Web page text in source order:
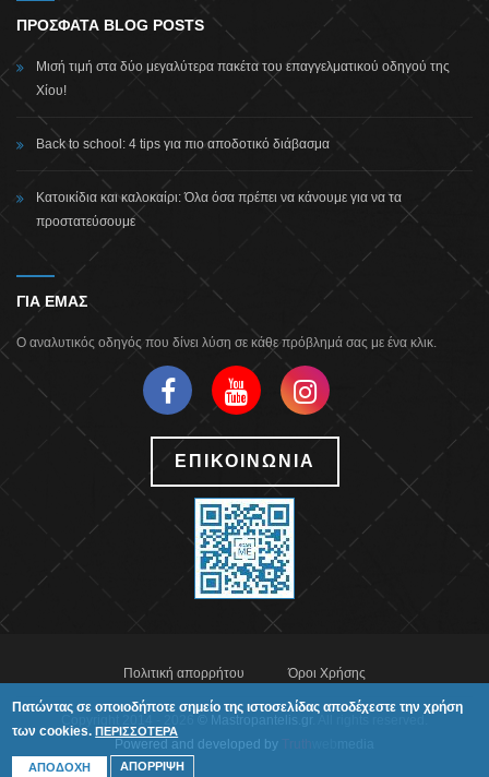
ΠΡΟΣΦΑΤΑ BLOG POSTS
Μισή τιμή στα δύο μεγαλύτερα πακέτα του επαγγελματικού οδηγού της
Χίου!
Back to school: 4 tips για πιο αποδοτικό διάβασμα
Κατοικίδια και καλοκαίρι: Όλα όσα πρέπει να κάνουμε για να τα
προστατεύσουμε
ΓΙΑ ΕΜΑΣ
Ο αναλυτικός οδηγός που δίνει λύση σε κάθε πρόβλημά σας με ένα κλικ.
ΕΠΙΚΟΙΝΩΝΙΑ
Πολιτική απορρήτου Όροι Χρήσης
© Mastropantelis.gr
Powered and developed by Truth
Πατώντας σε οποιοδήποτε σημείο της ιστοσελίδας αποδέχεστε την χρήση
των cookies. ΠΕΡΙΣΣΟΤΕΡΑ
ΑΠΟΔΟΧΗ ΑΠΟΡΡΙΨΗ